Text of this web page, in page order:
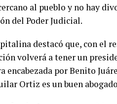
al pueblo y no hay
del Poder Judicial.
destacó que, con el
volverá a tener un
encabezada por Benito
Ortiz es un buen